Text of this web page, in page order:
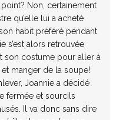
point? Non, certainement
qu’elle lui a acheté
habit préféré pendant
s’est alors retrouvée
son costume pour aller à
manger de la soupe!
Joannie a décidé
fermée et sourcils
Il va donc sans dire